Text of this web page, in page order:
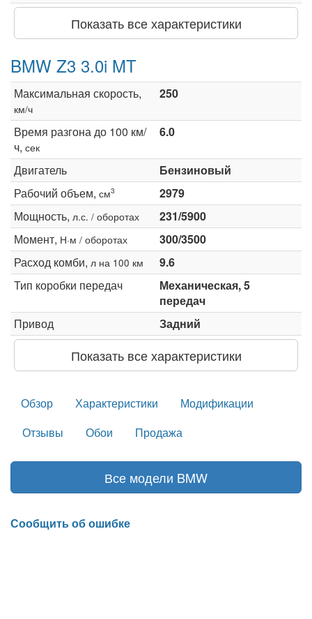
Показать все характеристики
BMW Z3 3.0i MT
Максимальная скорость,
км/ч
250
Время разгона до 100 км/
ч, сек
6.0
Двигатель
Бензиновый
Рабочий объем, см3
2979
Мощность, л.с. / оборотах
231/5900
Момент, Н·м / оборотах
300/3500
Расход комби, л на 100 км
9.6
Тип коробки передач
Механическая, 5
передач
Привод
Задний
Показать все характеристики
Обзор Характеристики
Модификации
Отзывы
Обои Продажа
Все модели BMW
Сообщить об ошибке